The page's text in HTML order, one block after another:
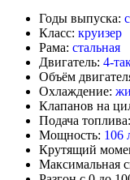
Годы выпуска:
Класс: круизер
Рама: стальная
Двигатель: 4-
Объём
Охлаждение:
Клапанов на
Подача топлива:
Мощность: 106
Крутящий
Максимальная